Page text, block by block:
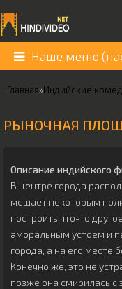
Наше меню
Главная»Индийские
РЫНОЧНАЯ
Описание индийского
В центре города
мешает некоторым
построить что-то
аморальным устоем и
города, а на его месте
Конечно же, это не
позже она смирилась с